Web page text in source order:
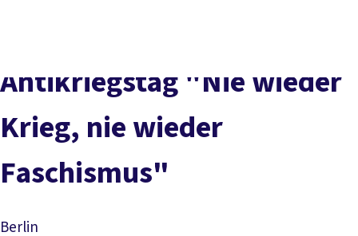
Service
Mitmachen
Antikriegstag "Nie wieder
Krieg, nie wieder
Faschismus"
Berlin